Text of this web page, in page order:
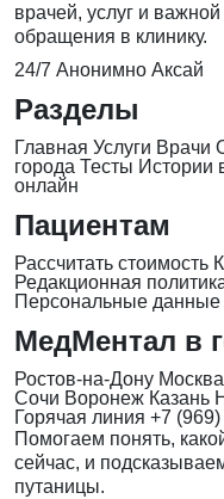
врачей, услуг и
обращения в клинику.
24/7 Анонимно Аксай
Разделы
Главная Услуги Врачи
города Тесты Истории
онлайн
Пациентам
Рассчитать стоимость
Редакционная
Персональные данные
МедМентал в
Ростов-на-Дону Москва
Сочи Воронеж Казань
Горячая линия +7
Помогаем понять,
сейчас, и
путаницы.